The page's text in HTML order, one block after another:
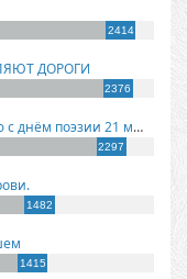
2414
ДОРОГИ
2376
Поздравляю с днём поэзии 21 марта!
2297
1482
1415